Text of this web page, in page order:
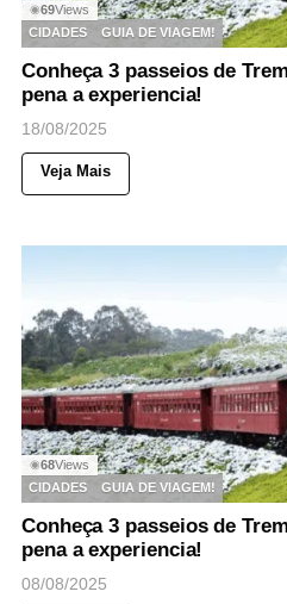
◉69Views
CIDADES
GUIA DE VIAGEM!
Conheça 3 passeios de
pena a experiencia!
18/08/2025
Veja Mais
◉68Views
CIDADES
GUIA DE VIAGEM!
Conheça 3 passeios de
pena a experiencia!
08/08/2025